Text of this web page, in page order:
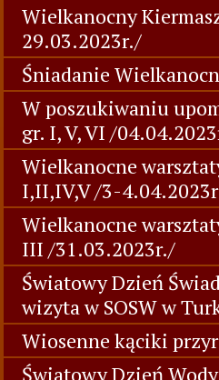
Wielkanocny
29.03.2023r./
Śniadanie
W poszukiwaniu
gr. I, V, VI /
Wielkanocne
I,II,IV,V /3-
Wielkanocne
III /31.03.2023r./
Światowy Dzień
wizyta w SOSW w
Wiosenne kąciki
Światowy Dzień